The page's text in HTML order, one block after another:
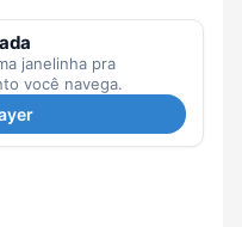
janelinha pra
você navega.